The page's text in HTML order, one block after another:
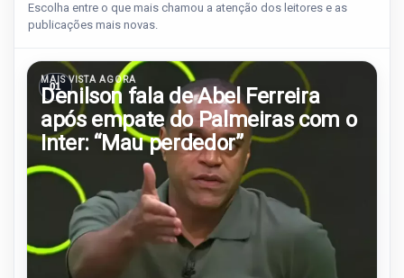
Escolha entre o que mais chamou a atenção dos leitores e as
publicações mais novas.
01
MAIS VISTA AGORA
Denilson fala de Abel Ferreira
após empate do Palmeiras com o
Inter: “Mau perdedor”